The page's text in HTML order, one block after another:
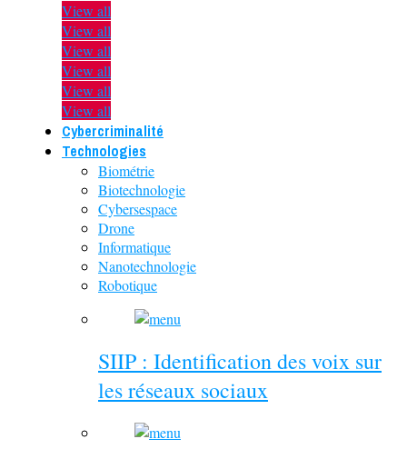
View all
View all
View all
View all
View all
View all
Cybercriminalité
Technologies
Biométrie
Biotechnologie
Cybersespace
Drone
Informatique
Nanotechnologie
Robotique
SIIP : Identification des voix sur
les réseaux sociaux